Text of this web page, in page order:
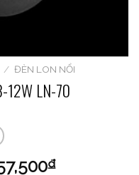
/ ĐÈN LON NỔI
12W LN-70
₫